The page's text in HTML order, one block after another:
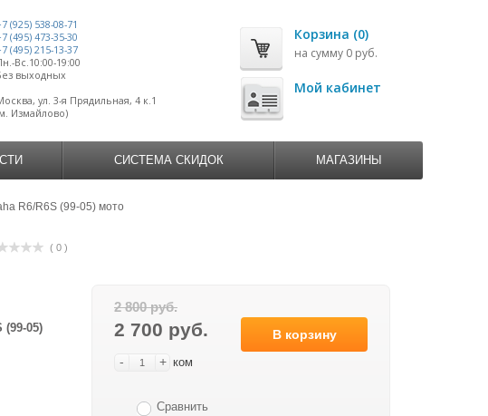
(925) 538-08-71
(495) 473-35-30
(495) 215-13-37
Вс.10:00-19:00
выходных
ул. 3-я Прядильная, 4 к.1
Измайлово)
Корзина (0)
на сумму 0 руб.
Мой кабинет
СИСТЕМА СКИДОК МАГАЗИНЫ
R6/R6S (99-05) мото
( 0 )
2 800 руб.
2 700 руб.
- + ком
В корзину
Сравнить
(99-05)